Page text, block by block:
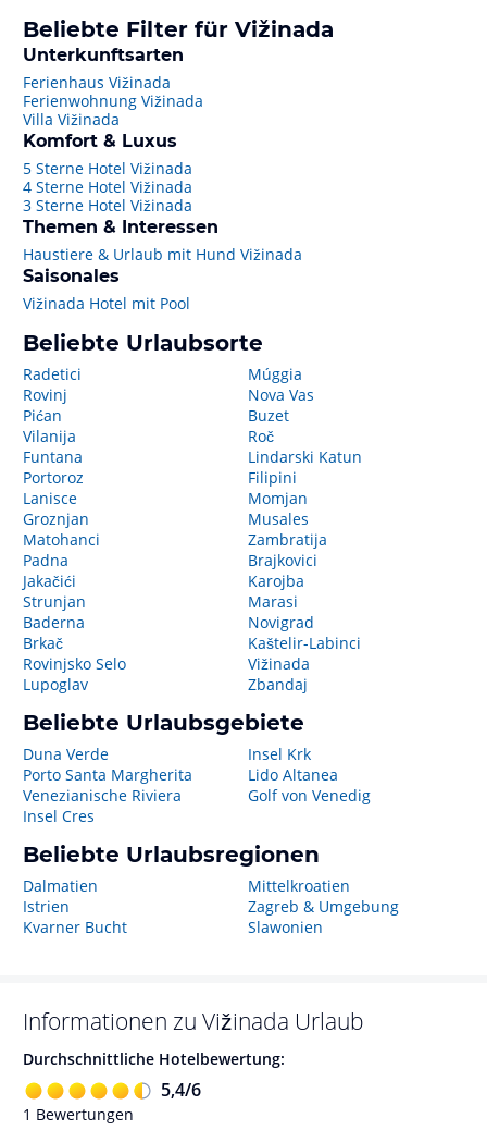
Beliebte Filter für Vižinada
Unterkunftsarten
Ferienhaus Vižinada
Ferienwohnung Vižinada
Villa Vižinada
Komfort & Luxus
5 Sterne Hotel Vižinada
4 Sterne Hotel Vižinada
3 Sterne Hotel Vižinada
Themen & Interessen
Haustiere & Urlaub mit Hund Vižinada
Saisonales
Vižinada Hotel mit Pool
Beliebte Urlaubsorte
Radetici
Rovinj
Pićan
Vilanija
Funtana
Portoroz
Lanisce
Groznjan
Matohanci
Padna
Jakačići
Strunjan
Baderna
Brkač
Rovinjsko Selo
Lupoglav
Múggia
Nova Vas
Buzet
Roč
Lindarski Katun
Filipini
Momjan
Musales
Zambratija
Brajkovici
Karojba
Marasi
Novigrad
Kaštelir-Labinci
Vižinada
Zbandaj
Beliebte Urlaubsgebiete
Duna Verde
Porto Santa Margherita
Venezianische Riviera
Insel Cres
Insel Krk
Lido Altanea
Golf von Venedig
Beliebte Urlaubsregionen
Dalmatien
Istrien
Kvarner Bucht
Mittelkroatien
Zagreb & Umgebung
Slawonien
Informationen zu Vižinada Urlaub
Durchschnittliche Hotelbewertung:
5,4/6
1 Bewertungen